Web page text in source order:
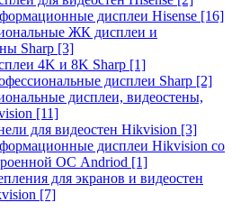
дисплеи Hisense [16]
ЖК дисплеи и
Sharp [3]
4K и 8K Sharp [1]
дисплеи Sharp [2]
дисплеи, видеостены,
[11]
для видеостен Hikvision [3]
дисплеи Hikvision со
ОС Andriod [1]
для экранов и видеостен
[7]